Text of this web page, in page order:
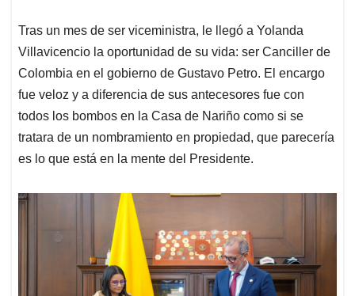
Tras un mes de ser viceministra, le llegó a Yolanda
Villavicencio la oportunidad de su vida: ser Canciller de
Colombia en el gobierno de Gustavo Petro. El encargo
fue veloz y a diferencia de sus antecesores fue con
todos los bombos en la Casa de Nariño como si se
tratara de un nombramiento en propiedad, que parecería
es lo que está en la mente del Presidente.